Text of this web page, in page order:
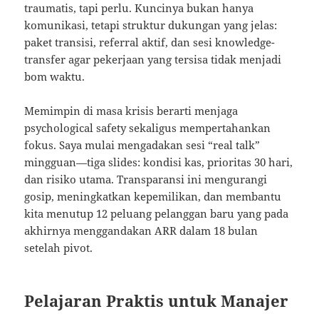
traumatis, tapi perlu. Kuncinya bukan hanya
komunikasi, tetapi struktur dukungan yang jelas:
paket transisi, referral aktif, dan sesi knowledge-
transfer agar pekerjaan yang tersisa tidak menjadi
bom waktu.
Memimpin di masa krisis berarti menjaga
psychological safety sekaligus mempertahankan
fokus. Saya mulai mengadakan sesi “real talk”
mingguan—tiga slides: kondisi kas, prioritas 30 hari,
dan risiko utama. Transparansi ini mengurangi
gosip, meningkatkan kepemilikan, dan membantu
kita menutup 12 peluang pelanggan baru yang pada
akhirnya menggandakan ARR dalam 18 bulan
setelah pivot.
Pelajaran Praktis untuk Manajer